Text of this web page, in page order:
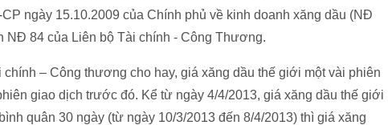
ngày 15.10.2009 của Chính phủ về kinh doanh xăng dầu (NĐ
NĐ 84 của Liên bộ Tài chính - Công Thương.
– Công thương cho hay, giá xăng dầu thế giới một vài phiên
giao dịch trước đó. Kể từ ngày 4/4/2013, giá xăng dầu thế giới
quân 30 ngày (từ ngày 10/3/2013 đến 8/4/2013) thì giá xăng